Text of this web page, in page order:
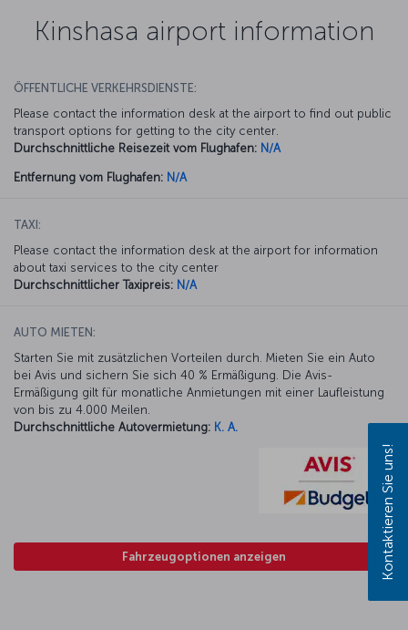
Kinshasa airport information
ÖFFENTLICHE VERKEHRSDIENSTE:
Please contact the information desk at the airport to find out public
transport options for getting to the city center.
Durchschnittliche Reisezeit vom Flughafen: N/A
Entfernung vom Flughafen: N/A
TAXI:
Please contact the information desk at the airport for information
about taxi services to the city center
Durchschnittlicher Taxipreis: N/A
AUTO MIETEN:
Starten Sie mit zusätzlichen Vorteilen durch. Mieten Sie ein Auto
bei Avis und sichern Sie sich 40 % Ermäßigung. Die Avis-
Ermäßigung gilt für monatliche Anmietungen mit einer Laufleistung
von bis zu 4.000 Meilen.
Durchschnittliche Autovermietung: K. A.
Fahrzeugoptionen anzeigen Kontaktieren Sie uns!